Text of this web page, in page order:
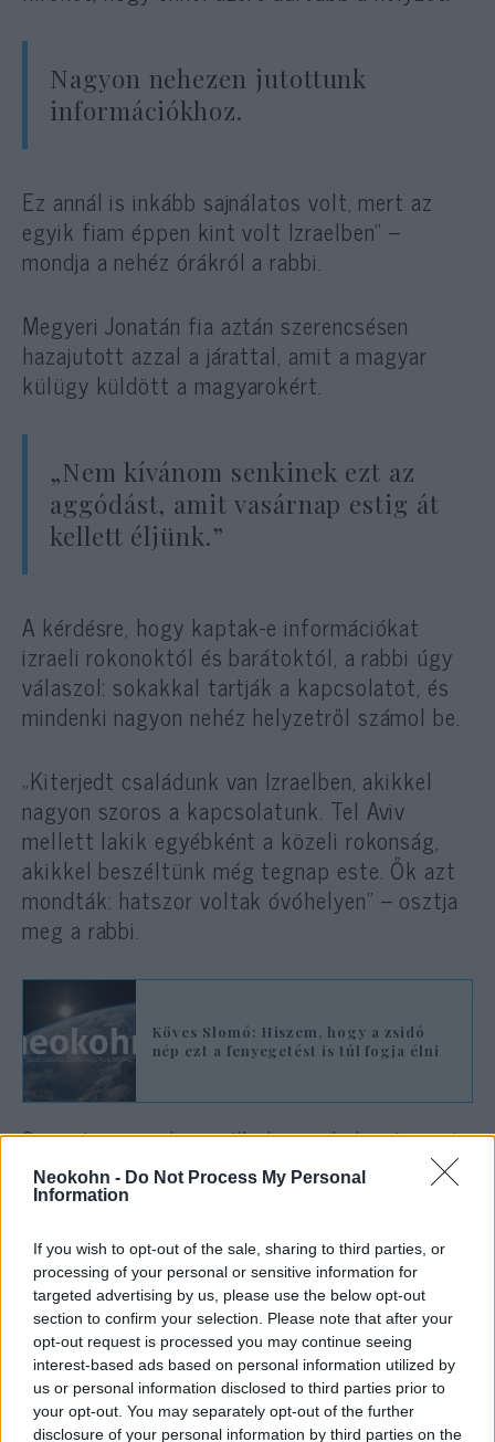
Neokohn - Do Not Process My Personal
Information
If you wish to opt-out of the sale, sharing to third parties, or
processing of your personal or sensitive information for
targeted advertising by us, please use the below opt-out
section to confirm your selection. Please note that after your
opt-out request is processed you may continue seeing
interest-based ads based on personal information utilized by
us or personal information disclosed to third parties prior to
your opt-out. You may separately opt-out of the further
disclosure of your personal information by third parties on the
Nagyon nehezen jutottunk
információkhoz.
Ez annál is inkább sajnálatos volt, mert az
egyik fiam éppen kint volt Izraelben” –
mondja a nehéz órákról a rabbi.
Megyeri Jonatán fia aztán szerencsésen
hazajutott azzal a járattal, amit a magyar
külügy küldött a magyarokért.
„Nem kívánom senkinek ezt az
aggódást, amit vasárnap estig át
kellett éljünk.”
A kérdésre, hogy kaptak-e információkat
izraeli rokonoktól és barátoktól, a rabbi úgy
válaszol: sokakkal tartják a kapcsolatot, és
mindenki nagyon nehéz helyzetről számol be.
„Kiterjedt családunk van Izraelben, akikkel
nagyon szoros a kapcsolatunk. Tel Aviv
mellett lakik egyébként a közeli rokonság,
akikkel beszéltünk még tegnap este. Ők azt
mondták: hatszor voltak óvóhelyen” – osztja
meg a rabbi.
Köves Slomó: Hiszem, hogy a zsidó
nép ezt a fenyegetést is túl fogja élni
Szerinte precedens nélküli ez a helyzet, mert
ilyen jellegű pusztítás már hosszú ideje nem
történt. Mindenki döbbent állapotban van.
„Az első és legfontosabb, hogy
valahogy maradjon abba az
öldöklés,